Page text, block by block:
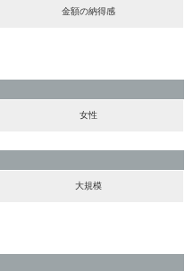
金額の納得感
女性
大規模